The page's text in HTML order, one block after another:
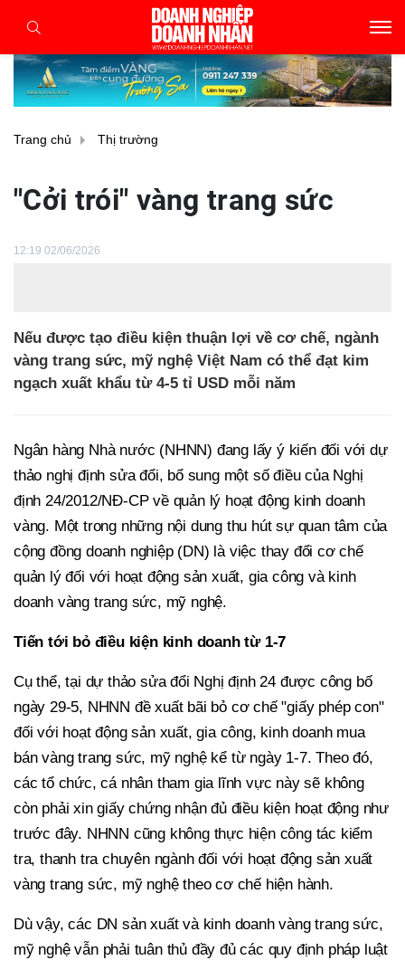
Trang chủ Thị trường
"Cởi trói" vàng trang sức
12:19 02/06/2026
Nếu được tạo điều kiện thuận lợi về cơ chế, ngành
vàng trang sức, mỹ nghệ Việt Nam có thể đạt kim
ngạch xuất khẩu từ 4-5 tỉ USD mỗi năm
Ngân hàng Nhà nước (NHNN) đang lấy ý kiến đối với dự
thảo nghị định sửa đổi, bổ sung một số điều của Nghị
định 24/2012/NĐ-CP về quản lý hoạt động kinh doanh
vàng. Một trong những nội dung thu hút sự quan tâm của
cộng đồng doanh nghiệp (DN) là việc thay đổi cơ chế
quản lý đối với hoạt động sản xuất, gia công và kinh
doanh vàng trang sức, mỹ nghệ.
Tiến tới bỏ điều kiện kinh doanh từ 1-7
Cụ thể, tại dự thảo sửa đổi Nghị định 24 được công bố
ngày 29-5, NHNN đề xuất bãi bỏ cơ chế "giấy phép con"
đối với hoạt động sản xuất, gia công, kinh doanh mua
bán vàng trang sức, mỹ nghệ kể từ ngày 1-7. Theo đó,
các tổ chức, cá nhân tham gia lĩnh vực này sẽ không
còn phải xin giấy chứng nhận đủ điều kiện hoạt động như
trước đây. NHNN cũng không thực hiện công tác kiểm
tra, thanh tra chuyên ngành đối với hoạt động sản xuất
vàng trang sức, mỹ nghệ theo cơ chế hiện hành.
Dù vậy, các DN sản xuất và kinh doanh vàng trang sức,
mỹ nghệ vẫn phải tuân thủ đầy đủ các quy định pháp luật